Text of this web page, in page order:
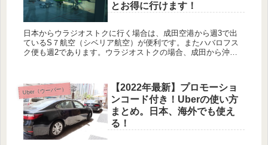
とお得に行けます！
日本からウラジオストクに行く場合は、成田空港から週3で出
ているS７航空（シベリア航空）が便利です。またハバロフス
ク便も週2であります。ウラジオストクの場合、成田から沖縄
Uber（ウーバー）
【2022年最新】プロモーショ
ンコード付き！Uberの使い方
まとめ。日本、海外でも使え
る！